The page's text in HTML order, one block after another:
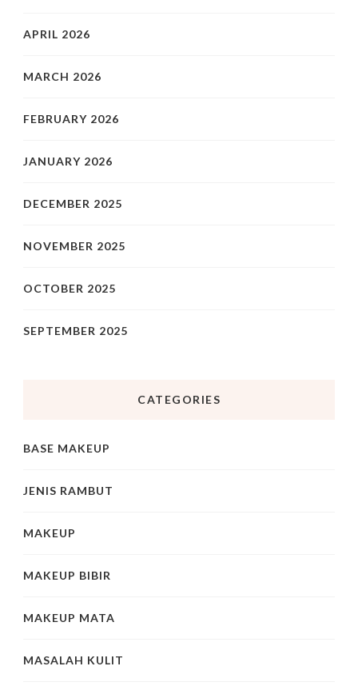
APRIL 2026
MARCH 2026
FEBRUARY 2026
JANUARY 2026
DECEMBER 2025
NOVEMBER 2025
OCTOBER 2025
SEPTEMBER 2025
CATEGORIES
BASE MAKEUP
JENIS RAMBUT
MAKEUP
MAKEUP BIBIR
MAKEUP MATA
MASALAH KULIT